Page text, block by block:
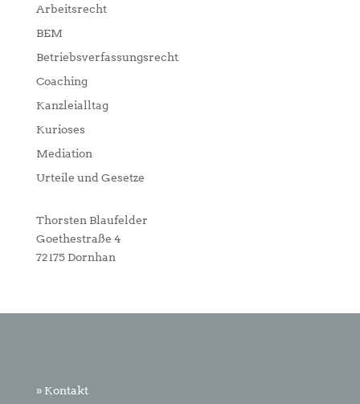
Arbeitsrecht
BEM
Betriebsverfassungsrecht
Coaching
Kanzleialltag
Kurioses
Mediation
Urteile und Gesetze
Thorsten Blaufelder
Goethestraße 4
72175 Dornhan
» Kontakt